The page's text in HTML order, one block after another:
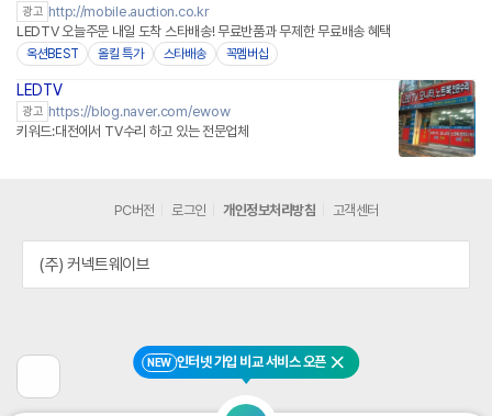
광고 http://mobile.auction.co.kr
LEDTV 오늘주문 내일 도착 스타배송! 무료반품과 무제한 무료배송 혜택
옥션BEST 올킬 특가 스타배송 꼭멤버십
LEDTV
광고 https://blog.naver.com/ewow
키워드:대전에서 TV수리 하고 있는 전문업체
전
NEW 인터넷 가입 비교 서비스 오픈 닫기
PC버전 로그인 개인정보처리방침 고객센터
(주) 커넥트웨이브